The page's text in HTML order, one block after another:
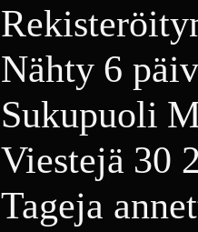
Nähty 6
Sukupuoli
Viestejä 30
Tageja